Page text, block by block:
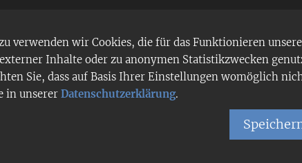
verwenden wir Cookies, die für das Funktionieren
Inhalte oder zu anonymen Statistikzwecken
Sie, dass auf Basis Ihrer Einstellungen womöglich
in unserer Datenschutzerklärung.